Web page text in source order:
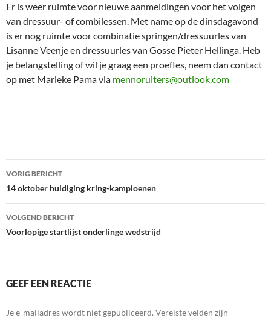
Er is weer ruimte voor nieuwe aanmeldingen voor het volgen
van dressuur- of combilessen. Met name op de dinsdagavond
is er nog ruimte voor combinatie springen/dressuurles van
Lisanne Veenje en dressuurles van Gosse Pieter Hellinga. Heb
je belangstelling of wil je graag een proefles, neem dan contact
op met Marieke Pama via mennoruiters@outlook.com
Bericht
navigatie
VORIG BERICHT
14 oktober huldiging kring-kampioenen
VOLGEND BERICHT
Voorlopige startlijst onderlinge wedstrijd
GEEF EEN REACTIE
Je e-mailadres wordt niet gepubliceerd.Vereiste velden zijn